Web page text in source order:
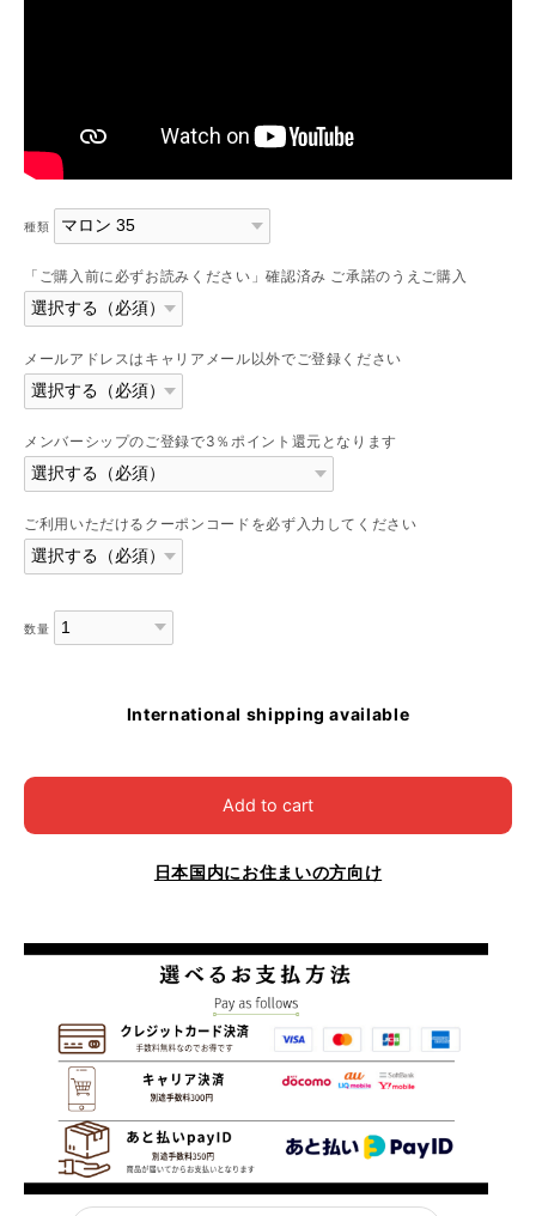
種類
「ご購入前に必ずお読みください」確認済み ご承諾のうえご購入
メールアドレスはキャリアメール以外でご登録ください
メンバーシップのご登録で3％ポイント還元となります
ご利用いただけるクーポンコードを必ず入力してください
数量
International shipping available
Add to cart
日本国内にお住まいの方向け